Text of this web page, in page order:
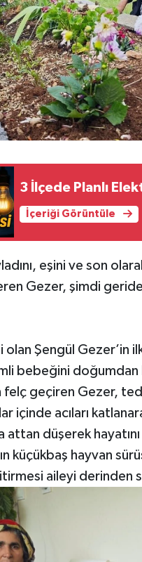
3 İlçede Planlı
İçeriği Görüntüle
eşini ve son
Gezer, şimdi
Şengül Gezer’in
bebeğini
felç geçiren Gezer,
içinde acıları
düşerek
küçükbaş hayvan
aileyi derinden